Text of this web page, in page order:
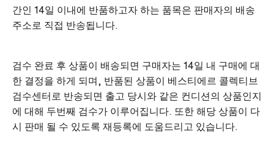
간인 14일 이내에 반품하고자 하는 품목은 판매자의 배송
주소로 직접 반송됩니다.
검수 완료 후 상품이 배송되면 구매자는 14일 내 구매에 대
한 결정을 하게 되며, 반품된 상품이 베스티에르 콜렉티브
검수센터로 반송되면 출고 당시와 같은 컨디션의 상품인지
에 대해 두번째 검수가 이루어집니다. 또한 해당 상품이 다
시 판매 될 수 있도록 재등록에 도움드리고 있습니다.